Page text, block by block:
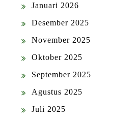
Januari 2026
Desember 2025
November 2025
Oktober 2025
September 2025
Agustus 2025
Juli 2025